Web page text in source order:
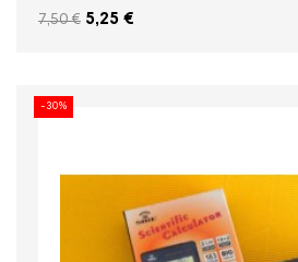
7,50 € 5,25 €
-30%